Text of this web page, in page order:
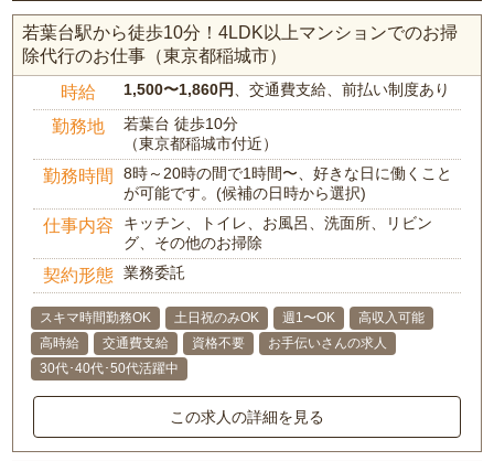
若葉台駅から徒歩10分！4LDK以上マンションでのお掃
除代行のお仕事（東京都稲城市）
時給 1,500〜1,860円 、交通費支給、前払い制度あり
勤務地
若葉台 徒歩10分
（東京都稲城市付近）
勤務時間
8時～20時の間で1時間〜、好きな日に働くこと
が可能です。(候補の日時から選択)
仕事内容
キッチン、トイレ、お風呂、洗面所、リビン
グ、その他のお掃除
契約形態 業務委託
スキマ時間勤務OK 土日祝のみOK 週1〜OK
高収入可能
高時給
交通費支給 資格不要
お手伝いさんの求人
30代･40代･50代活躍中
この求人の詳細を見る